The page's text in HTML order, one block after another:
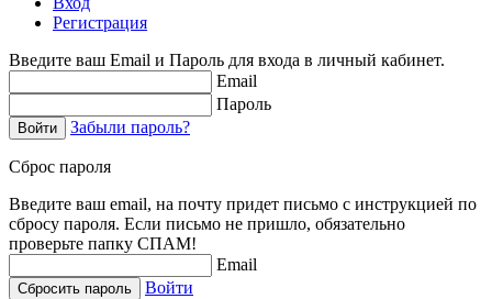
Регистрация
Введите ваш Email и Пароль для входа в личный кабинет.
Email
Пароль
Войти Забыли пароль?
Сброс пароля
Введите ваш email, на почту придет письмо с инструкцией по
сбросу пароля. Если письмо не пришло, обязательно
проверьте папку СПАМ!
Email
Сбросить пароль
Войти